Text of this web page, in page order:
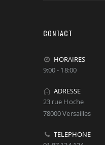
CONTACT
HORAIRES
9:00 - 18:00
ADRESSE
23 rue Hoche
78000 Versailles
TELEPHONE